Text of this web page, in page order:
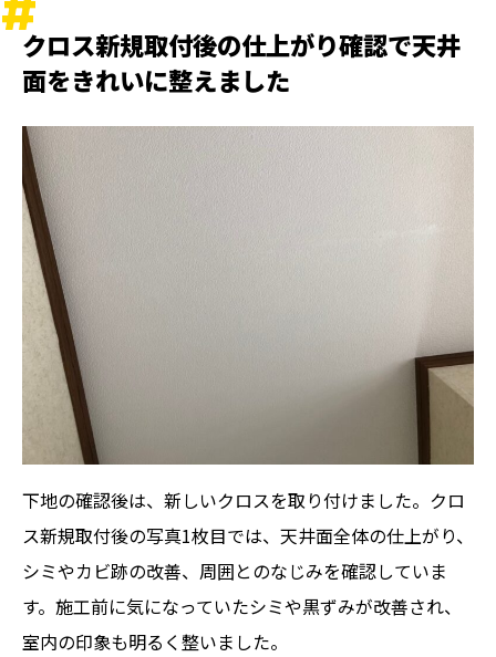
クロス新規取付後の仕上がり確認で天井
面をきれいに整えました
下地の確認後は、新しいクロスを取り付けました。クロ
ス新規取付後の写真1枚目では、天井面全体の仕上がり、
シミやカビ跡の改善、周囲とのなじみを確認していま
す。施工前に気になっていたシミや黒ずみが改善され、
室内の印象も明るく整いました。